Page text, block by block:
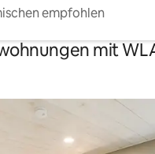
empfohlen
mit